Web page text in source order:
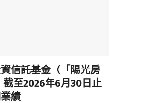
信託基金（「陽光房
截至2026年6月30日止
績